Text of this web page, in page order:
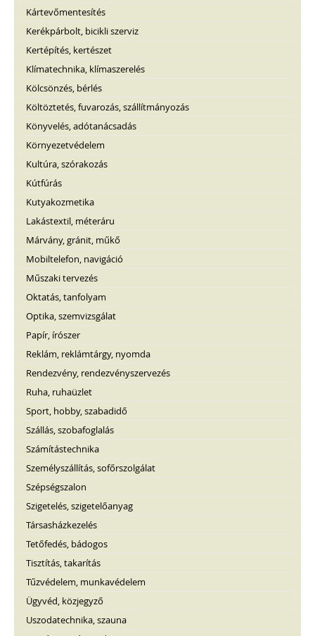
Kártevőmentesítés
Kerékpárbolt, bicikli szerviz
Kertépítés, kertészet
Klímatechnika, klímaszerelés
Kölcsönzés, bérlés
Költöztetés, fuvarozás, szállítmányozás
Könyvelés, adótanácsadás
Környezetvédelem
Kultúra, szórakozás
Kútfúrás
Kutyakozmetika
Lakástextil, méteráru
Márvány, gránit, műkő
Mobiltelefon, navigáció
Műszaki tervezés
Oktatás, tanfolyam
Optika, szemvizsgálat
Papír, írószer
Reklám, reklámtárgy, nyomda
Rendezvény, rendezvényszervezés
Ruha, ruhaüzlet
Sport, hobby, szabadidő
Szállás, szobafoglalás
Számítástechnika
Személyszállítás, sofőrszolgálat
Szépségszalon
Szigetelés, szigetelőanyag
Társasházkezelés
Tetőfedés, bádogos
Tisztítás, takarítás
Tűzvédelem, munkavédelem
Ügyvéd, közjegyző
Uszodatechnika, szauna